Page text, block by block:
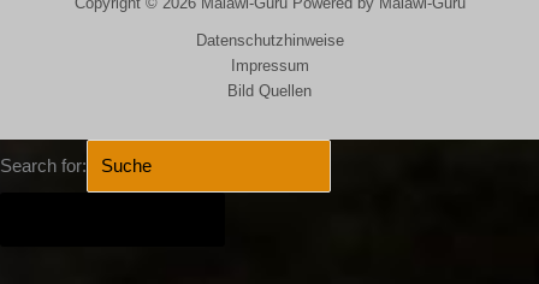
Datenschutzhinweise
Impressum
Bild Quellen
Search for: